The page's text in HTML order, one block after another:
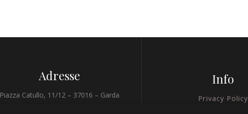
Adresse
Piazza Catullo, 11/12 – 37016 – Garda
Info
Privacy Policy